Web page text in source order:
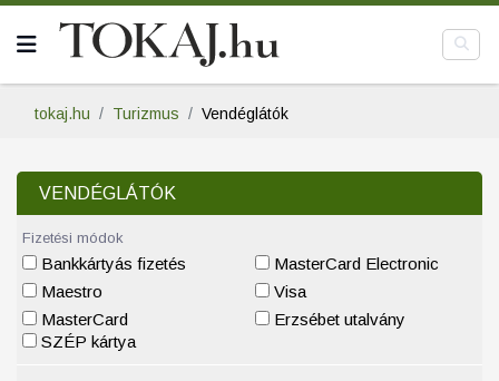
tokaj.hu Turizmus Vendéglátók
VENDÉGLÁTÓK
Fizetési módok
Bankkártyás fizetés
Maestro
MasterCard
MasterCard Electronic
Visa
Erzsébet utalvány
SZÉP kártya